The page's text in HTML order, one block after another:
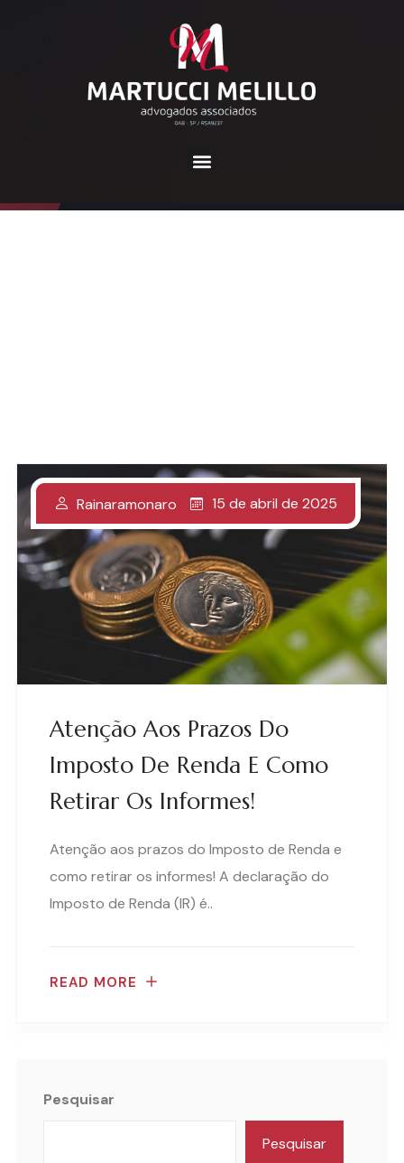
Tag:#IRPF
Atenção Aos Prazos Do
Imposto De Renda E Como
Retirar Os Informes!
Rainaramonaro 15 de abril de 2025
Atenção aos prazos do Imposto de Renda e
como retirar os informes! A declaração do
Imposto de Renda (IR) é..
READ MORE
Pesquisar
Pesquisar